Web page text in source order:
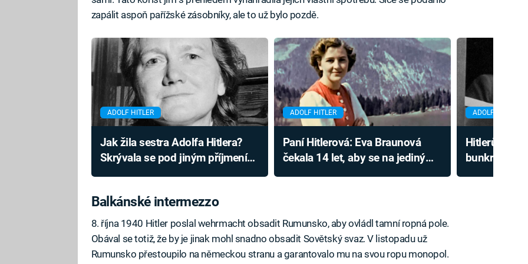
zapálit aspoň pařížské zásobníky, ale to už bylo pozdě.
ADOLF HITLER
Jak žila sestra Adolfa Hitlera?
Skrývala se pod jiným příjmením,
ADOLF HITLER
Paní Hitlerová: Eva Braunová
čekala 14 let, aby se na jediný
ADOLF HITLER
Hitlerův
bunkrem.
Balkánské intermezzo
8. října 1940 Hitler poslal wehrmacht obsadit Rumunsko, aby ovládl tamní ropná pole.
Obával se totiž, že by je jinak mohl snadno obsadit Sovětský svaz. V listopadu už
Rumunsko přestoupilo na německou stranu a garantovalo mu na svou ropu monopol.